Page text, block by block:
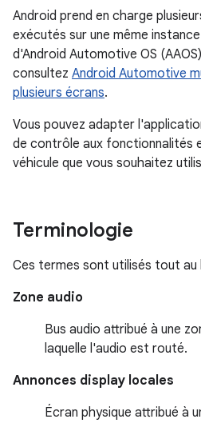
Android prend en charge
exécutés sur une même instance
d'Android Automotive OS
consultez Android Automotive
plusieurs écrans.
Vous pouvez adapter
de contrôle aux fonctionnalités
véhicule que vous souhaitez
Terminologie
Ces termes sont utilisés tout au
Zone audio
Bus audio attribué à une
laquelle l'audio est routé.
Annonces display locales
Écran physique attribué à